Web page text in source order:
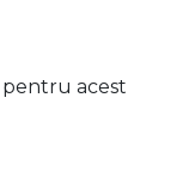
acest